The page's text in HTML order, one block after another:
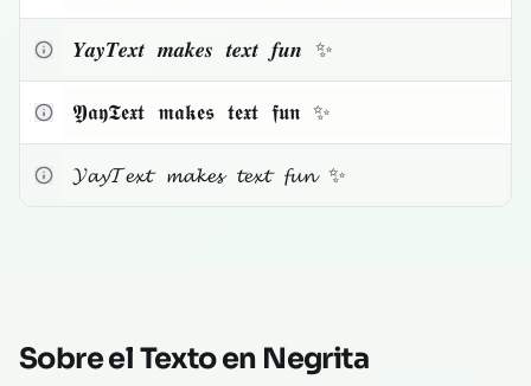
𝒀𝒂𝒚𝑻𝒆𝒙𝒕 𝒎𝒂𝒌𝒆𝒔 𝒕𝒆𝒙𝒕 𝒇𝒖𝒏 ✨
𝖄𝖆𝖞𝕿𝖊𝖝𝖙 𝖒𝖆𝖐𝖊𝖘 𝖙𝖊𝖝𝖙 𝖋𝖚𝖓 ✨
𝓨𝓪𝔂𝓣𝓮𝔁𝓽 𝓶𝓪𝓴𝓮𝓼 𝓽𝓮𝔁𝓽 𝓯𝓾𝓷 ✨
Sobre el Texto en Negrita